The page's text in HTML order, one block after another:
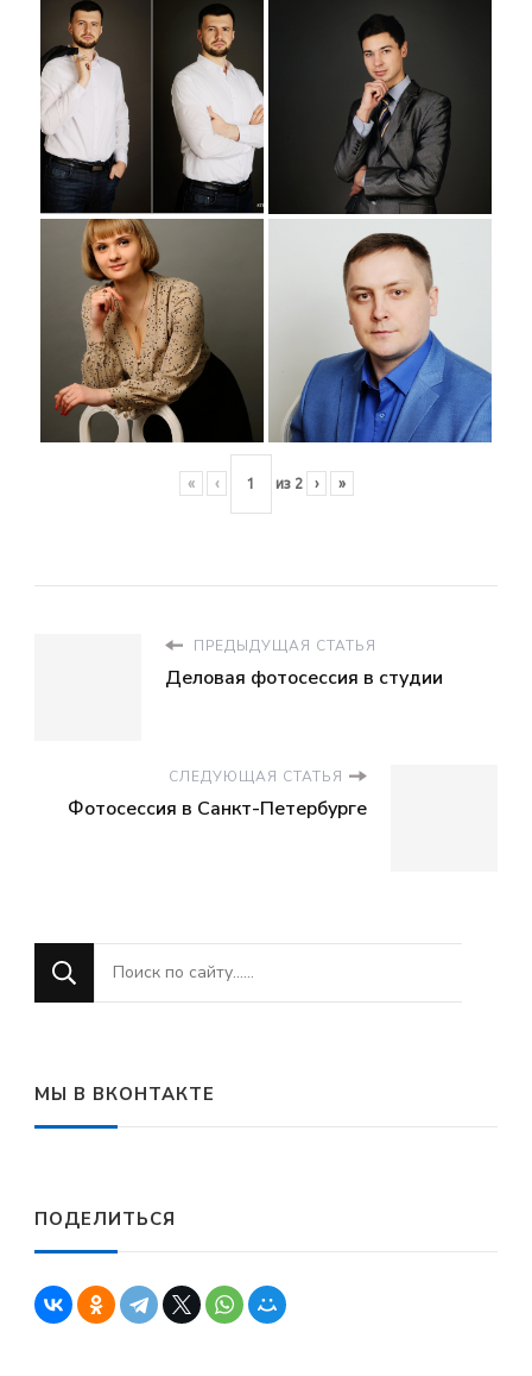
« ‹ из 2 › »
ПРЕДЫДУЩАЯ СТАТЬЯ
Деловая фотосессия в студии
СЛЕДУЮЩАЯ СТАТЬЯ
Фотосессия в Санкт-Петербурге
Ищите
что-
МЫ В ВКОНТАКТЕ
ПОДЕЛИТЬСЯ